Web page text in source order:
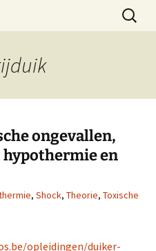
voor
en -Sport
Zoeken
naar:
ongevallen,
en
, Shock, Theorie, Toxische
opleidingen/duiker-